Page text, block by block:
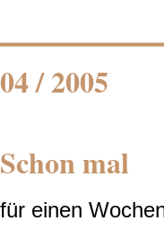
04 / 2005
Schon mal
für einen